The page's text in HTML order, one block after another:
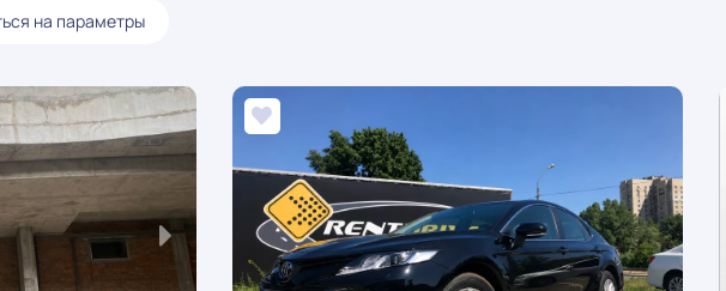
на параметры